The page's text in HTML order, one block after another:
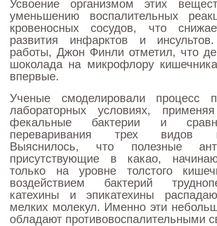
Усвоение организмом этих
уменьшению воспалительных
кровеносных сосудов, что
развития инфарктов и
работы, Джон Финли отметил, что
шоколада на микрофлору
впервые.
Ученые смоделировали процесс
лабораторных условиях,
фекальные бактерии и
переваривания трех видов
Выяснилось, что полезные
присутствующие в какао,
только на уровне толстого
воздействием бактерий
катехины и эпикатехины
мелких молекул. Именно эти
обладают противовоспалительными